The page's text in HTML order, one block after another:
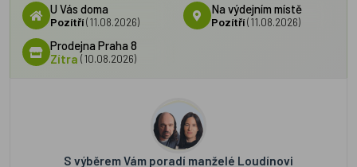
U Vás doma
Pozítří(11.08.2026)
Na výdejním místě
Pozítří (11.08.2026)
Prodejna Praha 8
Zítra (10.08.2026)
S výběrem Vám poradí manželé Loudínovi